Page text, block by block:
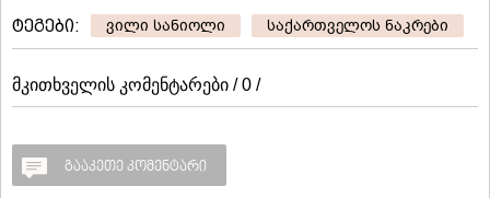
ტეგები: ვილი სანიოლი საქართველოს ნაკრები
მკითხველის კომენტარები / 0 /
გააკეთე კომენტარი